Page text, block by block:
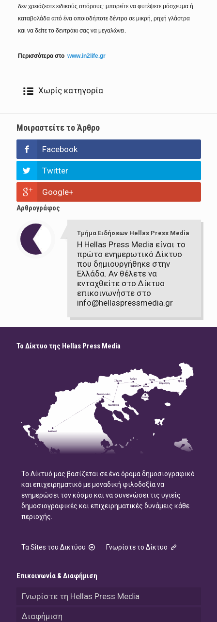
δεν χρειάζεστε ειδικούς σπόρους: μπορείτε να φυτέψετε μόσχευμα ή
καταβολάδα από ένα οποιοδήποτε δέντρο σε μικρή, ρηχή γλάστρα
και να δείτε το δεντράκι σας να μεγαλώνει.
Περισσότερα στοwww.in2life.gr
Χωρίς κατηγορία
Μοιραστείτε το Άρθρο
Facebook
Twitter
Google+
Αρθρογράφος
Τμήμα Ειδήσεων Hellas Press Media
Η Hellas Press Media είναι το
πρώτο ενημερωτικό Δίκτυο
που δημιουργήθηκε στην
Ελλάδα. Αν θέλετε να
ενταχθείτε στο Δίκτυο
επικοινωνήστε στο
info@hellaspressmedia.gr
Το Δίκτυο της Hellas Press Media
Το Δίκτυό μας βασίζεται σε ένα όραμα δημοσιογραφικό
και επιχειρηματικό με μοναδική φιλοδοξία να
ενημερώσει τον κόσμο και να συνενώσει τις υγιείς
δημοσιογραφικές και επιχειρηματικές δυνάμεις κάθε
περιοχής.
Τα Sites του Δικτύου Γνωρίστε το Δίκτυο
Επικοινωνία & Διαφήμιση
Γνωρίστε τη Hellas Press Media
Διαφήμιση